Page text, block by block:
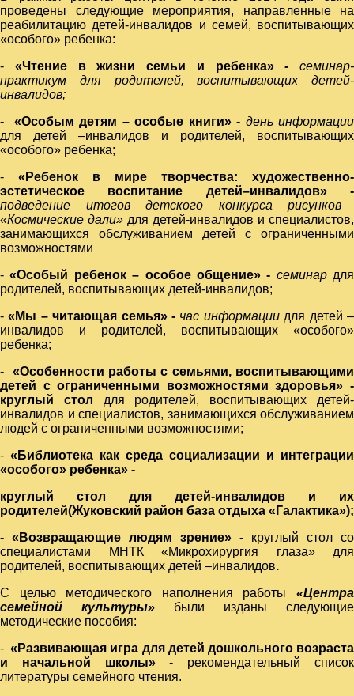
проведены следующие мероприятия, направленные на
реабилитацию детей-инвалидов и семей, воспитывающих
«особого» ребенка:
- «Чтение в жизни семьи и ребенка»- семинар-
практикум для родителей, воспитывающих детей-
инвалидов;
- «Особым детям – особые книги» - день информации
для детей –инвалидов и родителей, воспитывающих
«особого» ребенка;
- «Ребенок в мире творчества: художественно-
эстетическое воспитание детей–инвалидов» -
подведение итогов детского конкурса рисунков
«Космические дали» для детей-инвалидов и специалистов,
занимающихся обслуживанием детей с ограниченными
возможностями
-«Особый ребенок – особое общение» - семинардля
родителей, воспитывающих детей-инвалидов;
-«Мы – читающая семья» - час информации для детей –
инвалидов и родителей, воспитывающих «особого»
ребенка;
- «Особенности работы с семьями, воспитывающими
детей с ограниченными возможностями здоровья» -
круглый стол для родителей, воспитывающих детей-
инвалидов и специалистов, занимающихся обслуживанием
людей с ограниченными возможностями;
- « Библиотека как среда социализации и интеграции
«особого» ребенка» -
круглый стол для детей-инвалидов и их
родителей(Жуковский район база отдыха «Галактика»);
- «Возвращающие людям зрение» - круглый стол со
специалистами МНТК «Микрохирургия глаза» для
родителей, воспитывающих детей –инвалидов.
С целью методического наполнения работы «Центра
семейной культуры»
были изданы следующие
методические пособия:
-«Развивающая игра для детей дошкольного возраста
и начальной школы»- рекомендательный список
литературы семейного чтения.